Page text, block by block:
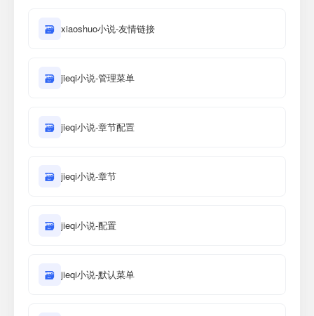
🗃 xiaoshuo小说-友情链接
🗃 jieqi小说-管理菜单
🗃 jieqi小说-章节配置
🗃 jieqi小说-章节
🗃 jieqi小说-配置
🗃 jieqi小说-默认菜单